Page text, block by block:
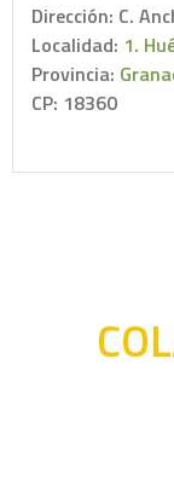
Dirección: C.
Localidad: 1.
Provincia:
CP: 18360